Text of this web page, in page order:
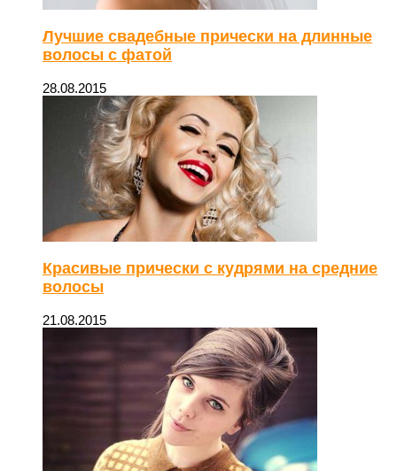
Лучшие свадебные прически на длинные
волосы с фатой
28.08.2015
Красивые прически с кудрями на средние
волосы
21.08.2015